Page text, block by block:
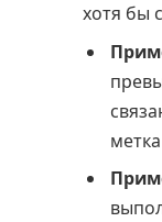
хотя бы